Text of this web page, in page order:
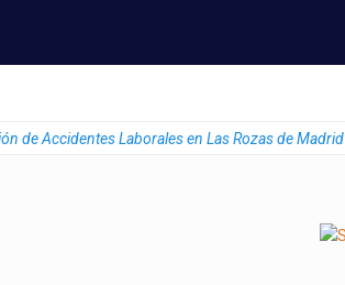
de Accidentes Laborales en Las Rozas de Madrid